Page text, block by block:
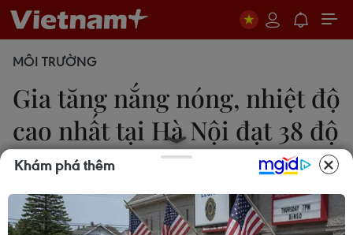
MÔI TRƯỜNG
Gia tăng nắng nóng, nhiệt độ
cao nhất tại Hà Nội đạt 38 độ
C
Diệu Thúy
16/05/2023 22:47
Khám phá thêm